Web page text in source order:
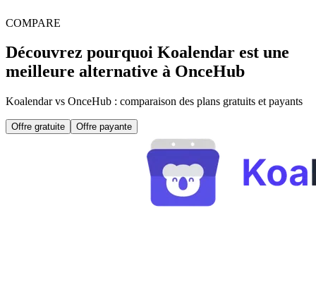
COMPARE
Découvrez pourquoi Koalendar est une
meilleure alternative à OnceHub
Koalendar vs OnceHub : comparaison des plans gratuits et payants
Offre gratuite Offre payante